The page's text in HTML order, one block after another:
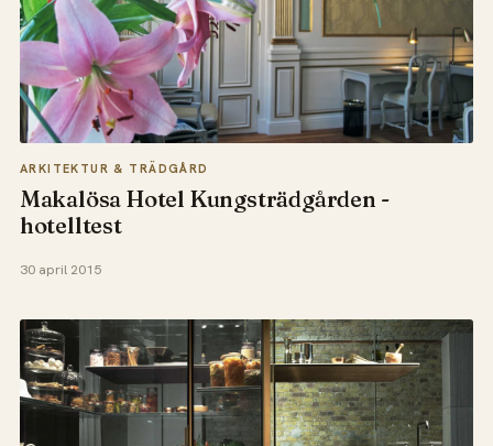
ARKITEKTUR & TRÄDGÅRD
Makalösa Hotel Kungsträdgården -
hotelltest
30 april 2015